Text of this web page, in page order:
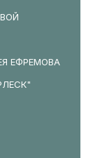
ЕФРЕМОВА